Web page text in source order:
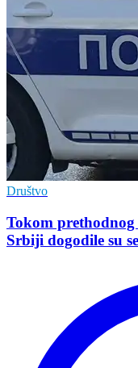
Društvo
Tokom
Srbiji dogodile su